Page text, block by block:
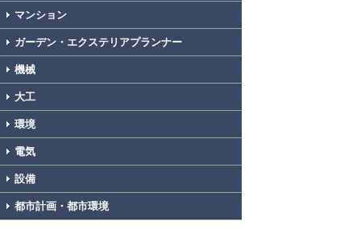
マンション
ガーデン・エクステリアプランナー
機械
大工
環境
電気
設備
都市計画・都市環境